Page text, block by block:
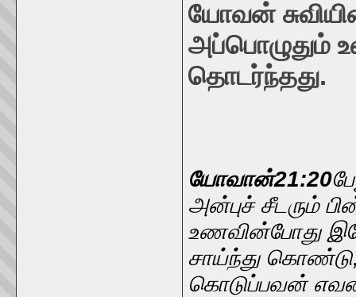
யோவன்
அப்பொழுதும்
தொடர்ந்தது.
யோவான்21:20
அன்புச் சீடரும்
உணவின்போது
சாய்ந்து
கொடுப்பவன்